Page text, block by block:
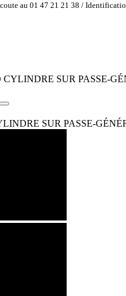
au 01 47 21 21 38 /
SUR PASSE-